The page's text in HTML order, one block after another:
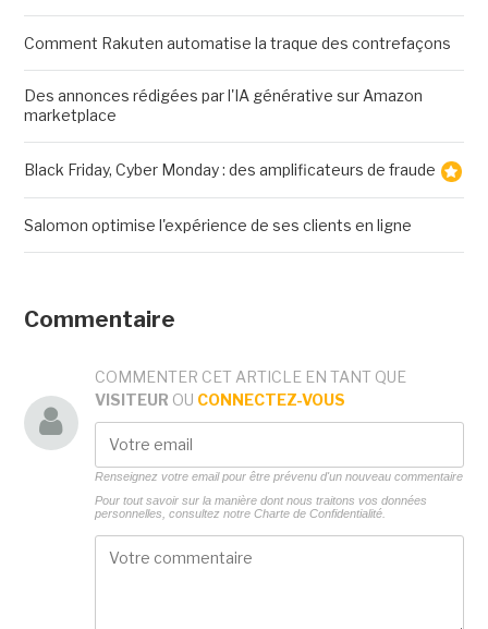
Comment Rakuten automatise la traque des contrefaçons
Des annonces rédigées par l'IA générative sur Amazon
marketplace
Black Friday, Cyber Monday : des amplificateurs de fraude
Salomon optimise l'expérience de ses clients en ligne
Commentaire
COMMENTER CET ARTICLE EN TANT QUE
VISITEUR OU CONNECTEZ-VOUS
Renseignez votre email pour être prévenu d'un nouveau commentaire
Pour tout savoir sur la manière dont nous traitons vos données
personnelles, consultez notre Charte de Confidentialité.